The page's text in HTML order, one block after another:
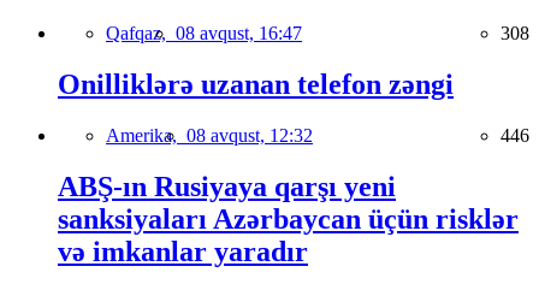
Qafqaz, 08 avqust, 16:47 308
Onilliklərə uzanan telefon zəngi
Amerika, 08 avqust, 12:32 446
ABŞ-ın Rusiyaya qarşı yeni
sanksiyaları Azərbaycan üçün risklər
və imkanlar yaradır